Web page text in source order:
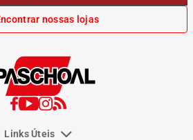
nossas lojas
Links Úteis